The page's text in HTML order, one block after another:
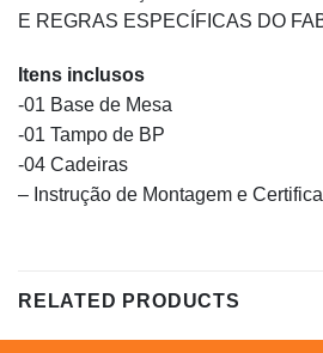
E REGRAS ESPECÍFICAS DO
Itens inclusos
-01 Base de Mesa
-01 Tampo de BP
-04 Cadeiras
– Instrução de Montagem e
RELATED PRODUCTS